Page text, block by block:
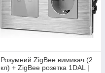
Розумний ZigBee вимикач (2
кл) + ZigBee розетка 1DAL |